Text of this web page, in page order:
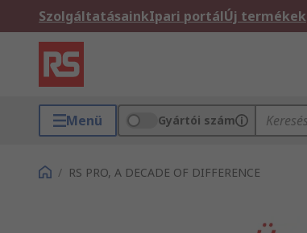
SzolgáltatásainkIpari portálÚj termékek
Menü Gyártói szám
/ RS PRO, A DECADE OF DIFFERENCE